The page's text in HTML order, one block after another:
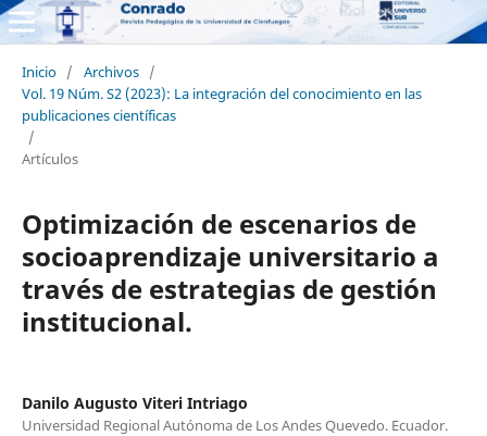
Inicio / Archivos /
Vol. 19 Núm. S2 (2023): La integración del conocimiento en las
publicaciones científicas
/
Artículos
Optimización de escenarios de
socioaprendizaje universitario a
través de estrategias de gestión
institucional.
Danilo Augusto Viteri Intriago
Universidad Regional Autónoma de Los Andes Quevedo. Ecuador.